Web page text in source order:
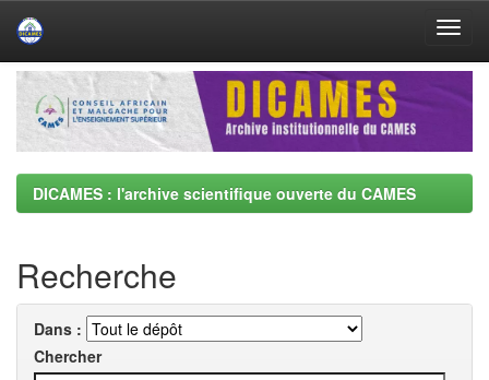
Skip
navigation
DICAMES : l'archive scientifique ouverte du CAMES
Recherche
Dans :
Chercher